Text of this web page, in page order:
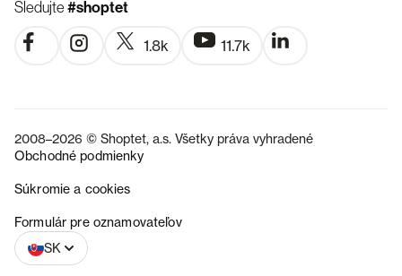
Sledujte#shoptet
1.8k 11.7k
2008–2026 © Shoptet, a.s. Všetky práva vyhradené
Obchodné podmienky
Súkromie a cookies
Formulár pre oznamovateľov
SK